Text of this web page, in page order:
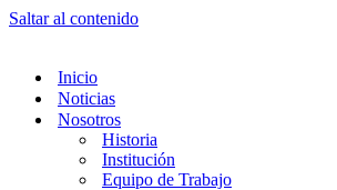
Saltar al contenido
Inicio
Noticias
Nosotros
Historia
Institución
Equipo de Trabajo